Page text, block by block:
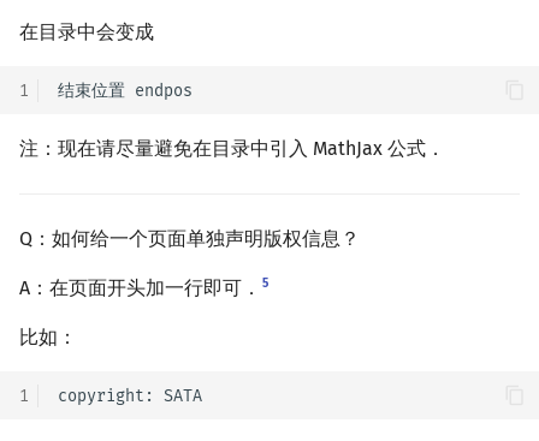
在目录中会变成
1
注：现在请尽量避免在目录中引入 MathJax 公式．
Q：如何给一个页面单独声明版权信息？
A：在页面开头加一行即可． 5
比如：
1